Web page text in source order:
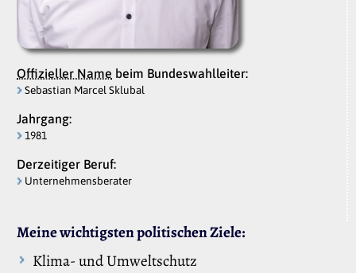
Offizieller Name beim Bundeswahlleiter:
Sebastian Marcel Sklubal
Jahrgang:
1981
Derzeitiger Beruf:
Unternehmensberater
Meine wichtigsten politischen Ziele:
Klima- und Umweltschutz